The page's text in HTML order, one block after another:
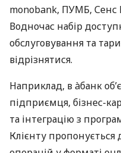
monobank, ПУМБ, Сенс
Водночас набір
обслуговування та
відрізнятися.
Наприклад, в àбанк
підприємця, бізнес-
та інтеграцію з
Клієнту пропонується